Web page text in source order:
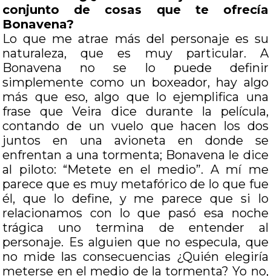
conjunto de cosas que te ofrecía
Bonavena?
Lo que me atrae más del personaje es su
naturaleza, que es muy particular. A
Bonavena no se lo puede definir
simplemente como un boxeador, hay algo
más que eso, algo que lo ejemplifica una
frase que Veira dice durante la película,
contando de un vuelo que hacen los dos
juntos en una avioneta en donde se
enfrentan a una tormenta; Bonavena le dice
al piloto: “Metete en el medio”. A mí me
parece que es muy metafórico de lo que fue
él, que lo define, y me parece que si lo
relacionamos con lo que pasó esa noche
trágica uno termina de entender al
personaje. Es alguien que no especula, que
no mide las consecuencias ¿Quién elegiría
meterse en el medio de la tormenta? Yo no,